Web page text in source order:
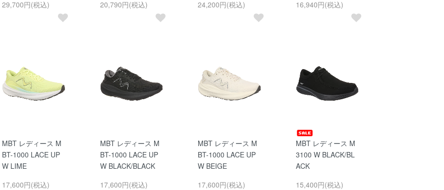
29,700円(税込)
20,790円(税込)
24,200円(税込)
16,940円(税込)
MBT レディース M
BT-1000 LACE UP
W LIME
17,600円(税込)
MBT レディース M
BT-1000 LACE UP
W BLACK/BLACK
17,600円(税込)
MBT レディース M
BT-1000 LACE UP
W BEIGE
17,600円(税込)
MBT レディース M
3100 W BLACK/BL
ACK
15,400円(税込)